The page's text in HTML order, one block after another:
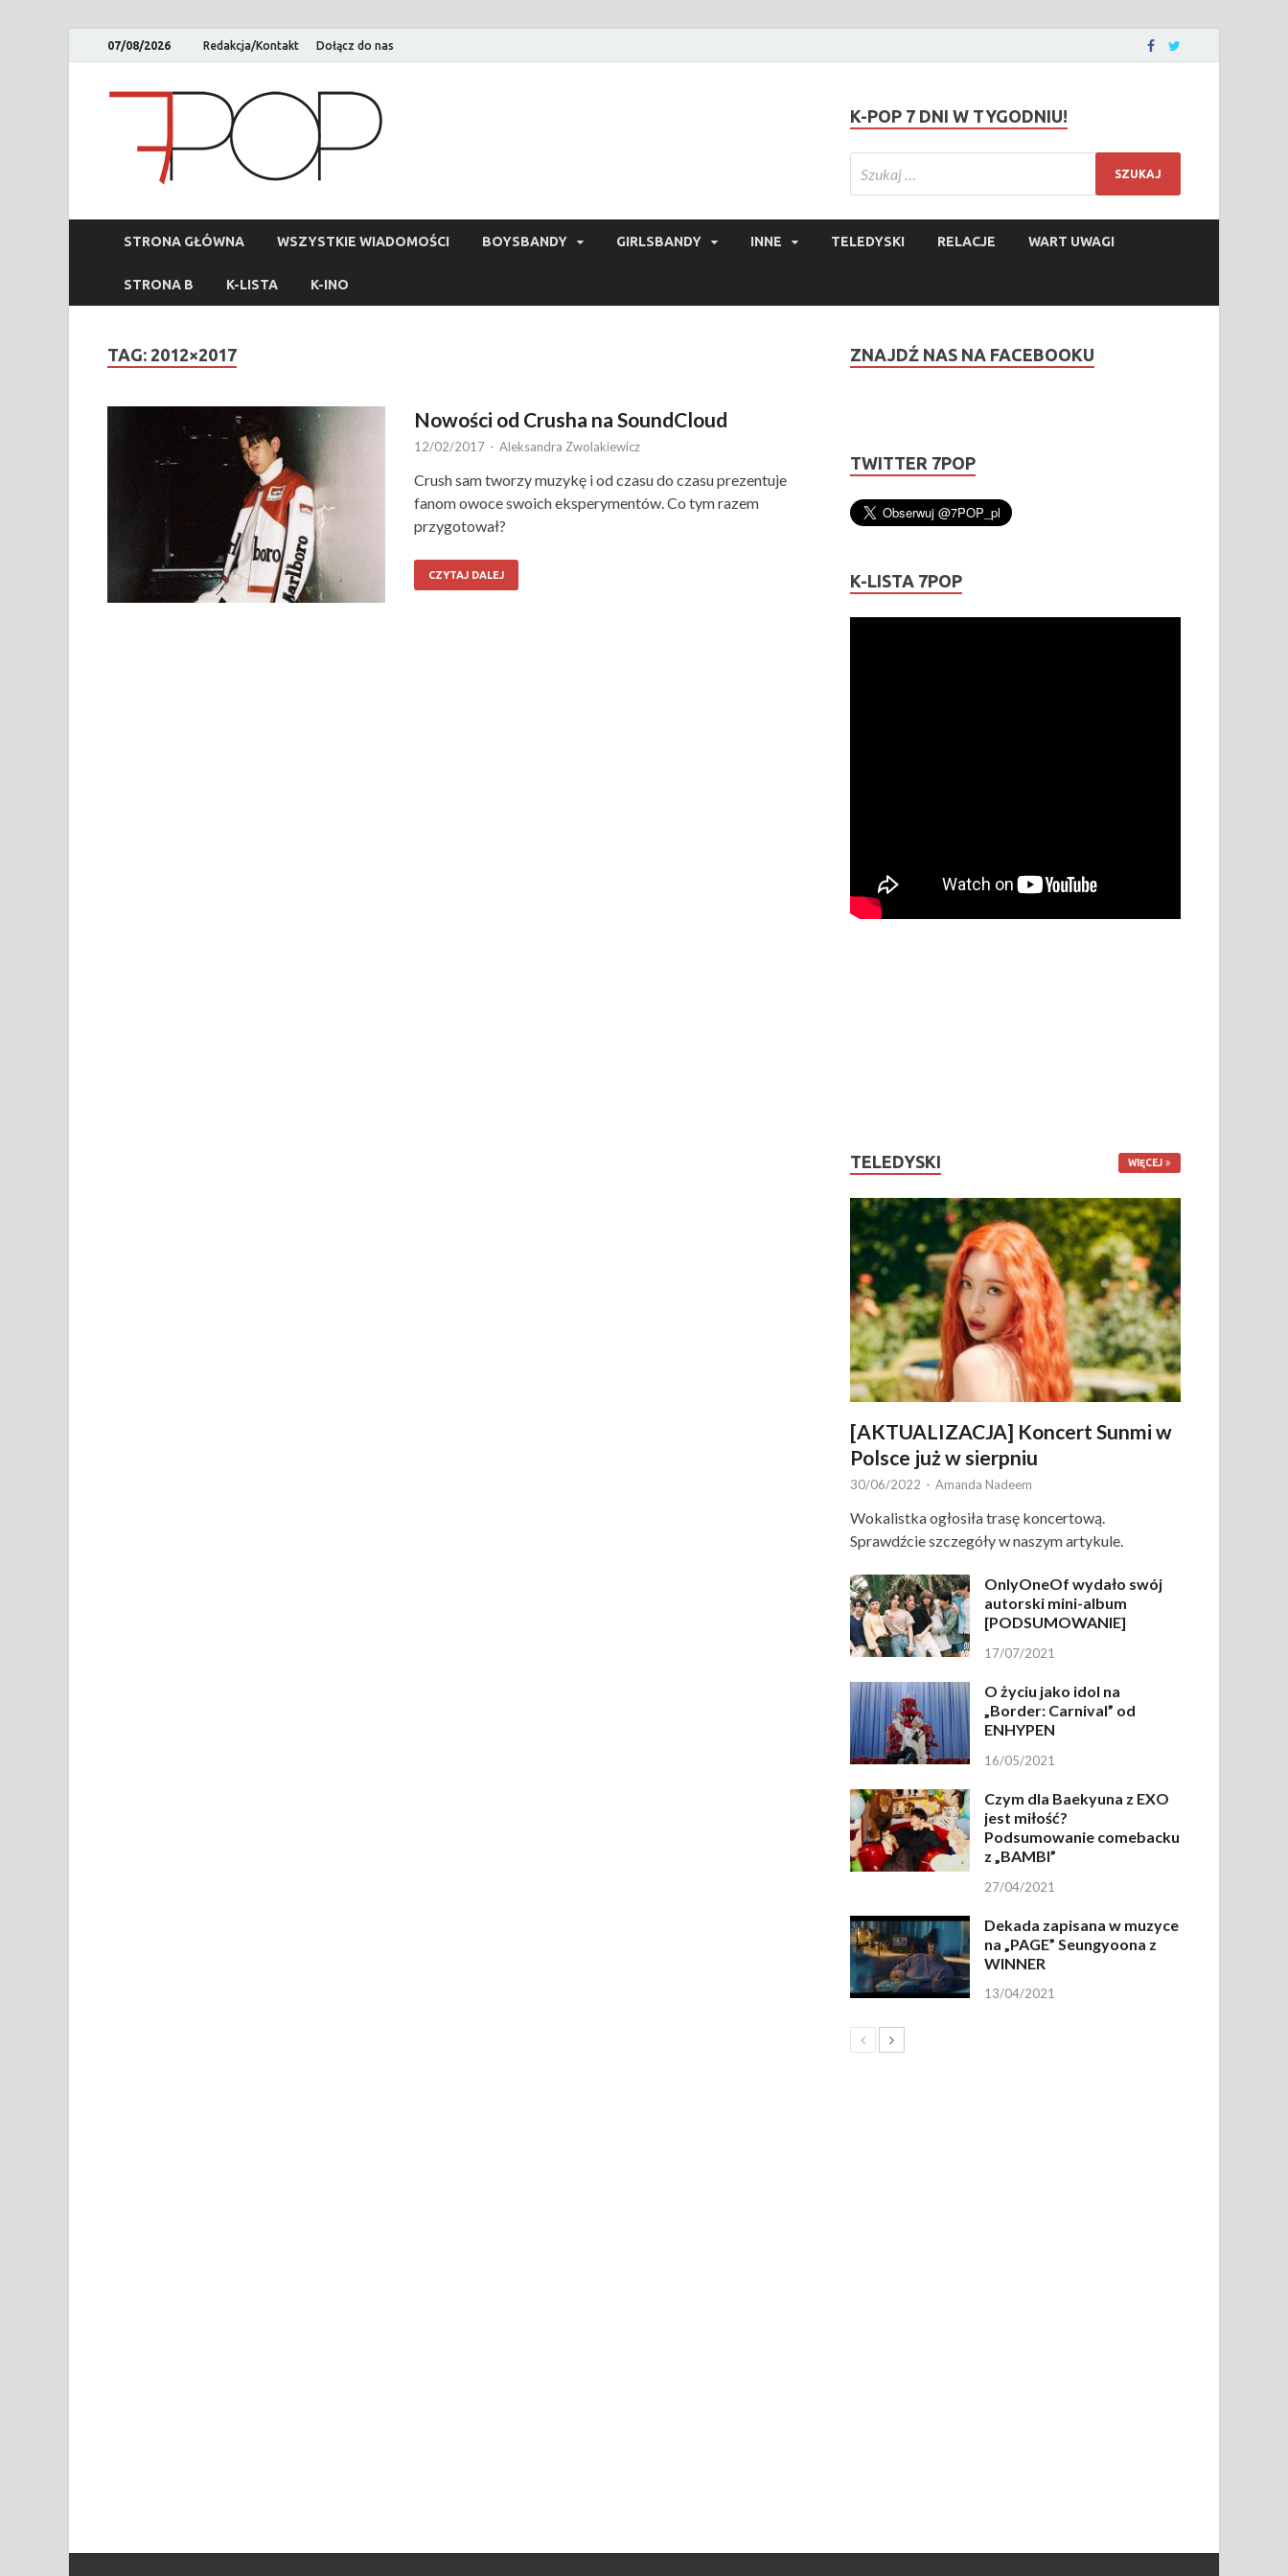
07/08/2026 Redakcja/Kontakt Dołącz do nas
K-POP 7 DNI W TYGODNIU!
STRONA GŁÓWNA WSZYSTKIE WIADOMOŚCI BOYSBANDY GIRLSBANDY INNE TELEDYSKI RELACJE WART UWAGI
STRONA B K-LISTA K-INO
TAG: 2012×2017
Nowości od Crusha na SoundCloud
12/02/2017 - Aleksandra Zwolakiewicz
Crush sam tworzy muzykę i od czasu do czasu prezentuje
fanom owoce swoich eksperymentów. Co tym razem
przygotował?
CZYTAJ DALEJ
ZNAJDŹ NAS NA FACEBOOKU
TWITTER 7POP
K-LISTA 7POP
TELEDYSKI WIĘCEJ
[AKTUALIZACJA] Koncert Sunmi w
Polsce już w sierpniu
30/06/2022 - Amanda Nadeem
Wokalistka ogłosiła trasę koncertową.
Sprawdźcie szczegóły w naszym artykule.
OnlyOneOf wydało swój
autorski mini-album
[PODSUMOWANIE]
17/07/2021
O życiu jako idol na
„Border: Carnival” od
ENHYPEN
16/05/2021
Czym dla Baekyuna z EXO
jest miłość?
Podsumowanie comebacku
z „BAMBI”
27/04/2021
Dekada zapisana w muzyce
na „PAGE” Seungyoona z
WINNER
13/04/2021